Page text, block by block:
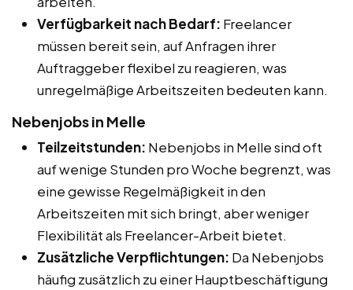
Verfügbarkeit nach Bedarf: Freelancer
müssen bereit sein, auf Anfragen ihrer
Auftraggeber flexibel zu reagieren, was
unregelmäßige Arbeitszeiten bedeuten kann.
Nebenjobs in Melle
Teilzeitstunden: Nebenjobs in Melle sind oft
auf wenige Stunden pro Woche begrenzt, was
eine gewisse Regelmäßigkeit in den
Arbeitszeiten mit sich bringt, aber weniger
Flexibilität als Freelancer-Arbeit bietet.
Zusätzliche Verpflichtungen: Da Nebenjobs
häufig zusätzlich zu einer Hauptbeschäftigung